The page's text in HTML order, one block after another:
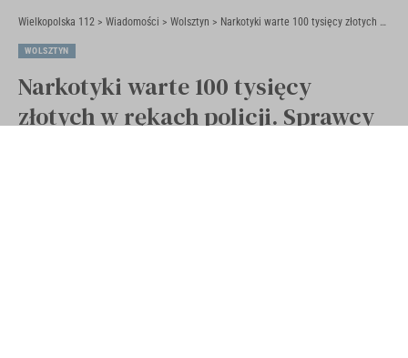
Wielkopolska 112 > Wiadomości > Wolsztyn > Narkotyki warte 100 tysięcy złotych w rękach policji. Sprawcy zatrzymani [ZDJĘCIA]
WOLSZTYN
Narkotyki warte 100 tysięcy
złotych w rękach policji. Sprawcy